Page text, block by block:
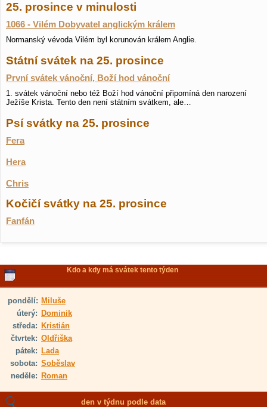
25. prosince v minulosti
1066 - Vilém Dobyvatel anglickým králem
Normanský vévoda Vilém byl korunován králem Anglie.
Státní svátek na 25. prosince
První svátek vánoční, Boží hod vánoční
1. svátek vánoční nebo též Boží hod vánoční připomíná den narození
Ježíše Krista. Tento den není státním svátkem, ale…
Psí svátky na 25. prosince
Fera
Hera
Chris
Kočičí svátky na 25. prosince
Fanfán
Kdo a kdy má svátek tento týden
pondělí: Miluše
úterý: Dominik
středa: Kristián
čtvrtek: Oldřiška
pátek: Lada
sobota: Soběslav
neděle: Roman
den v týdnu podle data